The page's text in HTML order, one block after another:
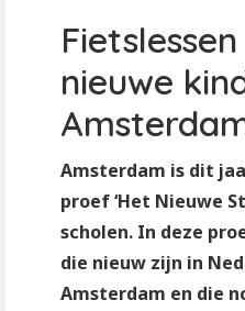
nieuwe
Amsterdam is dit
proef ‘Het Nieuwe
scholen. In deze
die nieuw zijn in
Amsterdam en die